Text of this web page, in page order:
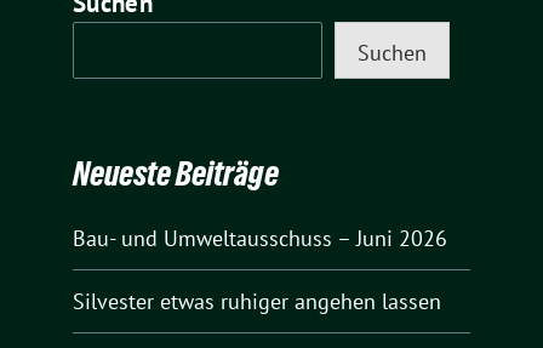
Suchen
Neueste Beiträge
Bau- und Umweltausschuss – Juni 2026
Silvester etwas ruhiger angehen lassen